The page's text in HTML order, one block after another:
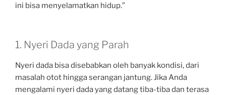
ini bisa menyelamatkan hidup.”
1. Nyeri Dada yang Parah
Nyeri dada bisa disebabkan oleh banyak kondisi, dari
masalah otot hingga serangan jantung. Jika Anda
mengalami nyeri dada yang datang tiba-tiba dan terasa